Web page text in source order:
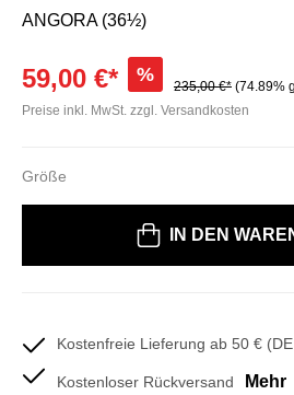
ANGORA (36½)
59,00 €* %
235,00 €* (74.89%
Preise inkl. MwSt. zzgl. Versandkosten
Größe
IN DEN
Kostenfreie Lieferung ab 50 € (DE
Kostenloser Rückversand Mehr